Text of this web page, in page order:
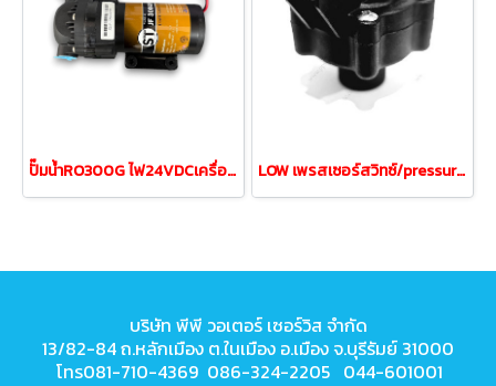
ปั๊มน้ำRO300G ไฟ24VDCเครื่องกรองRO1200-2400ลิตร LOW เพรสเซอร์สวิทซ์/pressure1/4" 2หุนเกลียวใน
บริษัท พีพี วอเตอร์ เซอร์วิส จำกัด
13/82-84 ถ.หลักเมือง ต.ในเมือง อ.เมือง จ.บุรีรัมย์ 31000
โทร081-710-4369 086-324-2205 044-601001